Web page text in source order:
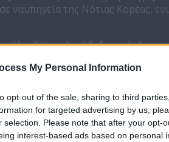
My Personal Information
opt-out of the sale, sharing to third
for targeted advertising by us,
selection. Please note that after your opt-
interest-based ads based on personal
ναυπηγεία της Νότιας Κορέας,
μόλις δύο παλαιά δεξαμενόπλοια,
ελληνικούς ναυτιλιακούς
και ισχυρό αποτύπωμα
και βραβεύτηκε για τη
ανέφερε ότι δημιούργησε τον
την ανεξαρτησία και τη